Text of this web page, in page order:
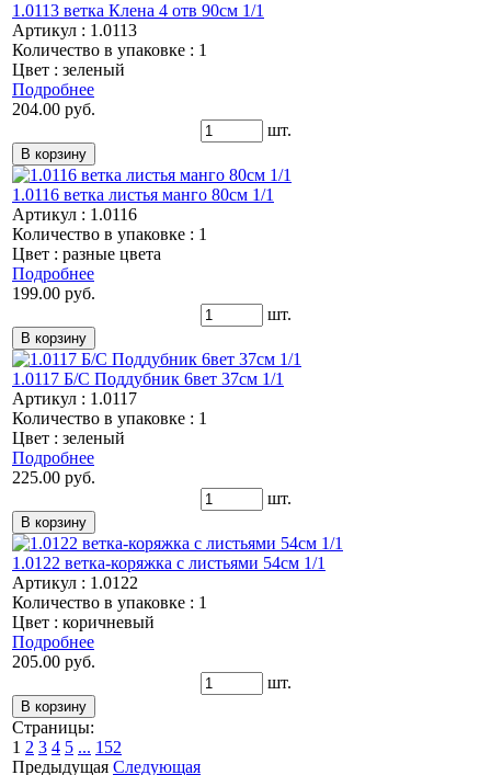
1.0113 ветка Клена 4 отв 90см 1/1
Артикул : 1.0113
Количество в упаковке : 1
Цвет : зеленый
Подробнее
204.00 руб.
шт.
1.0116 ветка листья манго 80см 1/1
Артикул : 1.0116
Количество в упаковке : 1
Цвет : разные цвета
Подробнее
199.00 руб.
шт.
1.0117 Б/С Поддубник 6вет 37см 1/1
Артикул : 1.0117
Количество в упаковке : 1
Цвет : зеленый
Подробнее
225.00 руб.
шт.
1.0122 ветка-коряжка с листьями 54см 1/1
Артикул : 1.0122
Количество в упаковке : 1
Цвет : коричневый
Подробнее
205.00 руб.
шт.
Страницы:
1 2 3 4 5 ... 152
Предыдущая Следующая